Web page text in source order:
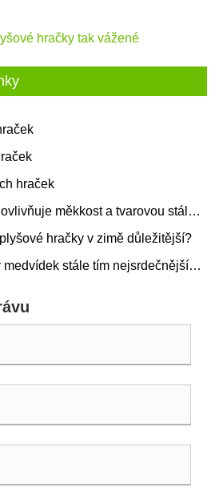
hračky tak vážené
hraček
měkkost a tvarovou stálost
hračky v zimě důležitější?
medvídek stále tím nejsrdečnějším